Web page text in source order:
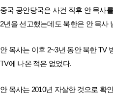
중국 공안당국은 사건 직후 안 목사
2년을 선고했는데도 북한은 안 목사
안 목사는 이후 2~3년 동안 북한 TV
TV에 나온 적은 없었다.
안 목사는 2010년 자살한 것으로 확